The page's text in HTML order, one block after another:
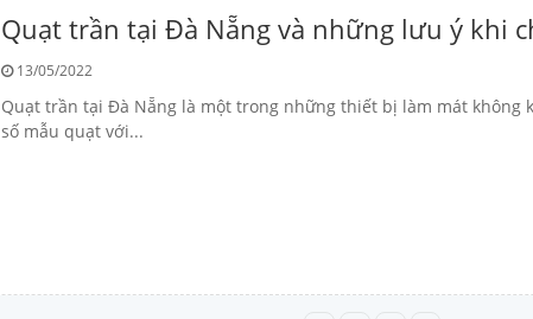
Quạt trần tại Đà Nẵng và những lưu ý khi
13/05/2022
Quạt trần tại Đà Nẵng là một trong những thiết bị làm mát không
số mẫu quạt với...